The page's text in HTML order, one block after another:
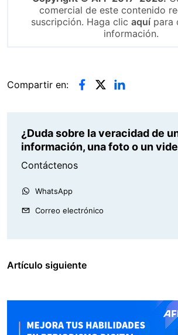
comercial de este contenido
suscripción. Haga clic aquípara
información.
Compartir en:
¿Duda sobre la veracidad de
información, una foto o un
Contáctenos
WhatsApp
Correo electrónico
Artículo siguiente